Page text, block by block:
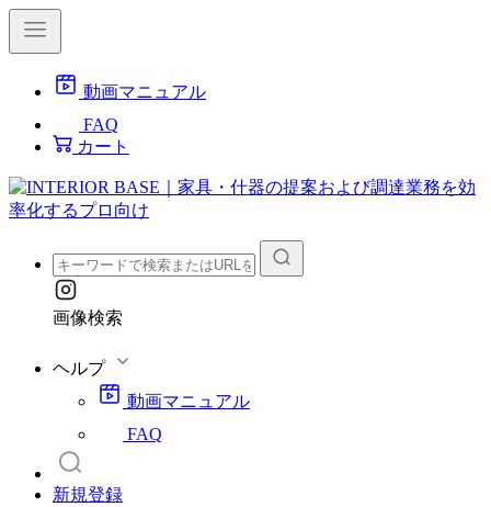
動画マニュアル
FAQ
カート
画像検索
ヘルプ
動画マニュアル
FAQ
新規登録